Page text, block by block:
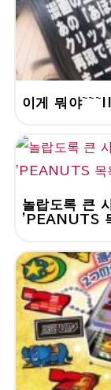
이게 뭐야
놀랍도록 큰
'PEANUTS